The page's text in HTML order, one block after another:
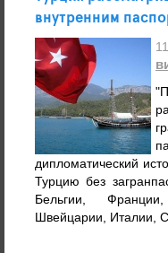
внутренним
дипломатический
Турцию без
Бельгии,
Швейцарии, Италии,